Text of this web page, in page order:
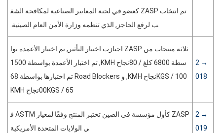
تم انتخاب ZASP كعضو في لجنة المعايير الصناعية لمكافحة الشغ
ب لرفع الحاجز, الذي تنظمه وزارة الأمن العام الصينية.
→ 2
018
ثلاثة منتجات من ZASP اجتازت اختبار التأثير, تم اختبار الأعمدة بوا
سطة 6800 كلغ / 80نجاح KMH, تم اختبار الأعمدة بواسطة 1500
KGS / 100نجاح KMH, و Road Blockers تم اختبارها بواسطة 68
00KGS / 65نجاح KMH
→ 2
019
ZASP كأول مؤسسة في الصين تختبر المنتج وفقًا لمعيار ASTM ف
ي الولايات المتحدة الأمريكية